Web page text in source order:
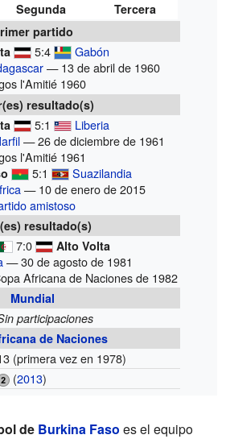
Segunda
Tercera
partido
5:4
Gabón
— 13 de abril de 1960
l'Amitié 1960
resultado(s)
5:1
Liberia
— 26 de diciembre de 1961
l'Amitié 1961
5:1
Suazilandia
— 10 de enero de 2015
amistoso
resultado(s)
7:0 Alto Volta
— 30 de agosto de 1981
Africana de Naciones de 1982
Mundial
participaciones
de Naciones
(primera vez en 1978)
(2013)
de Burkina Faso es el equipo